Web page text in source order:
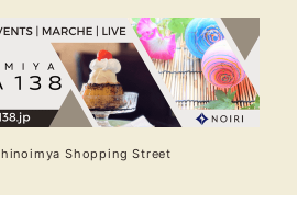
Shopping Street